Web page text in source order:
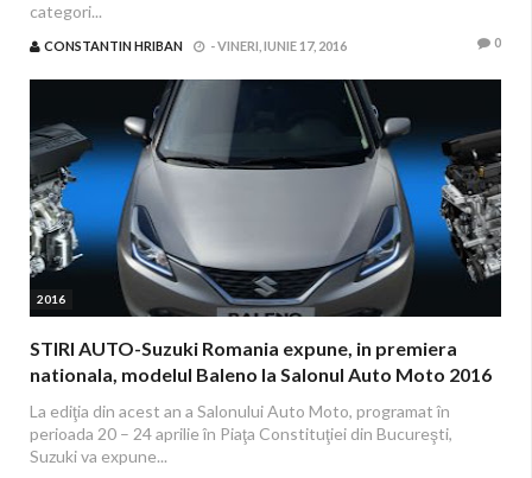
categori...
CONSTANTIN HRIBAN -VINERI, IUNIE 17, 2016 0
2016
STIRI AUTO-Suzuki Romania expune, in premiera
nationala, modelul Baleno la Salonul Auto Moto 2016
La ediţia din acest an a Salonului Auto Moto, programat în
perioada 20 – 24 aprilie în Piaţa Constituţiei din Bucureşti,
Suzuki va expune...